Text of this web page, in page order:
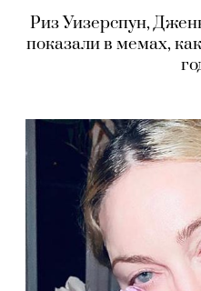
Риз Уизерспун,
показали в мемах,